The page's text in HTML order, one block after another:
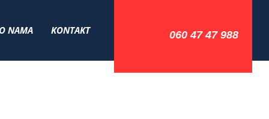
O NAMA KONTAKT 060 47 47 988